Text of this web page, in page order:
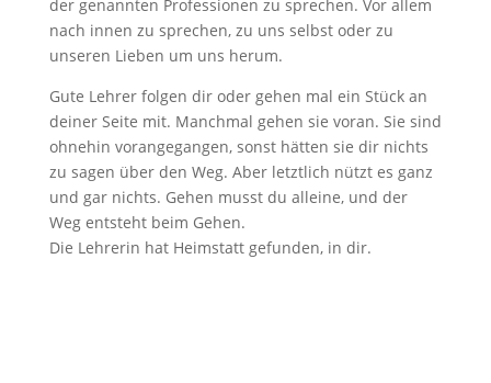
der genannten Professionen zu sprechen. Vor allem
nach innen zu sprechen, zu uns selbst oder zu
unseren Lieben um uns herum.
Gute Lehrer folgen dir oder gehen mal ein Stück an
deiner Seite mit. Manchmal gehen sie voran. Sie sind
ohnehin vorangegangen, sonst hätten sie dir nichts
zu sagen über den Weg. Aber letztlich nützt es ganz
und gar nichts. Gehen musst du alleine, und der
Weg entsteht beim Gehen.
Die Lehrerin hat Heimstatt gefunden, in dir.